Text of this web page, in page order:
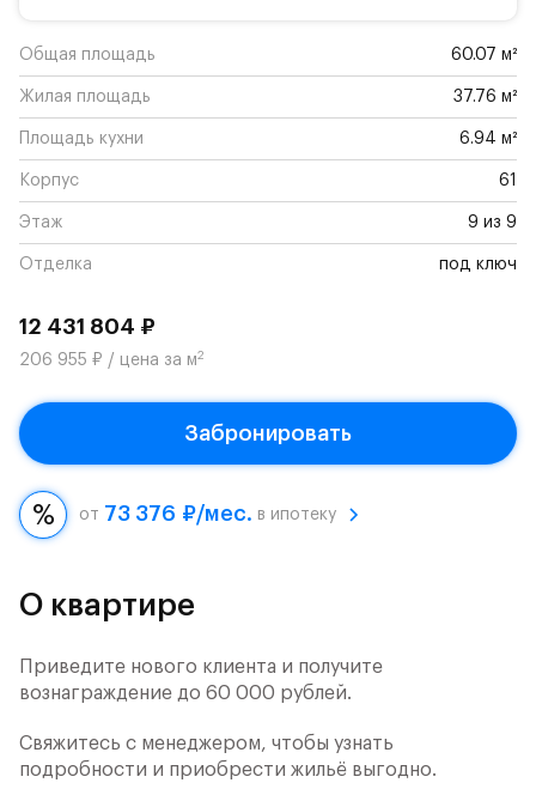
Общая площадь 60.07 м²
Жилая площадь 37.76 м²
Площадь кухни 6.94 м²
Корпус 61
Этаж 9 из 9
Отделка под ключ
12 431 804 ₽
206 955 ₽ / цена за м2
Забронировать
от 73 376 ₽/мес. в ипотеку
О квартире
Приведите нового клиента и получите
вознаграждение до 60 000 рублей.
Свяжитесь с менеджером, чтобы узнать
подробности и приобрести жильё выгодно.